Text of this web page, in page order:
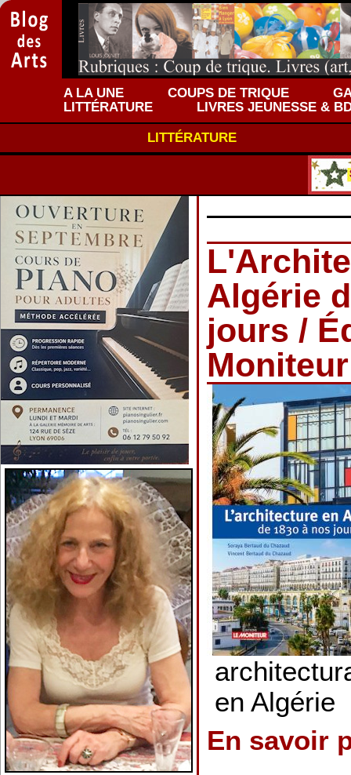
A LA UNE COUPS DE TRIQUE
LITTÉRATURE
LIVRES JEUNESSE &
LITTÉRATURE
Algérie
jours /
Moniteur
en Algérie
En savoir